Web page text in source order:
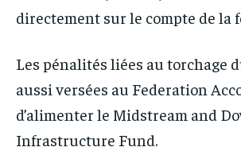
directement sur le compte de la
Les pénalités liées au torchage
aussi versées au Federation
d’alimenter le Midstream and
Infrastructure Fund.